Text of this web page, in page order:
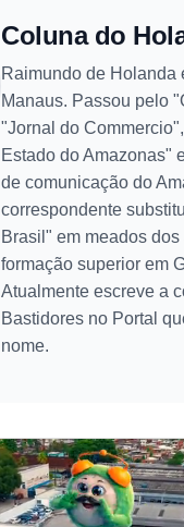
Coluna do
Raimundo de Holanda
Manaus. Passou pelo
"Jornal do
Estado do Amazonas"
de comunicação do
correspondente
Brasil" em meados dos
formação superior em
Atualmente escreve a
Bastidores no Portal
nome.